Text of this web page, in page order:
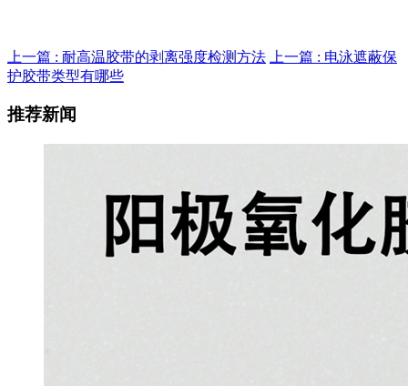
上一篇 : 耐高温胶带的剥离强度检测方法
上一篇 : 电泳遮蔽保
护胶带类型有哪些
推荐新闻